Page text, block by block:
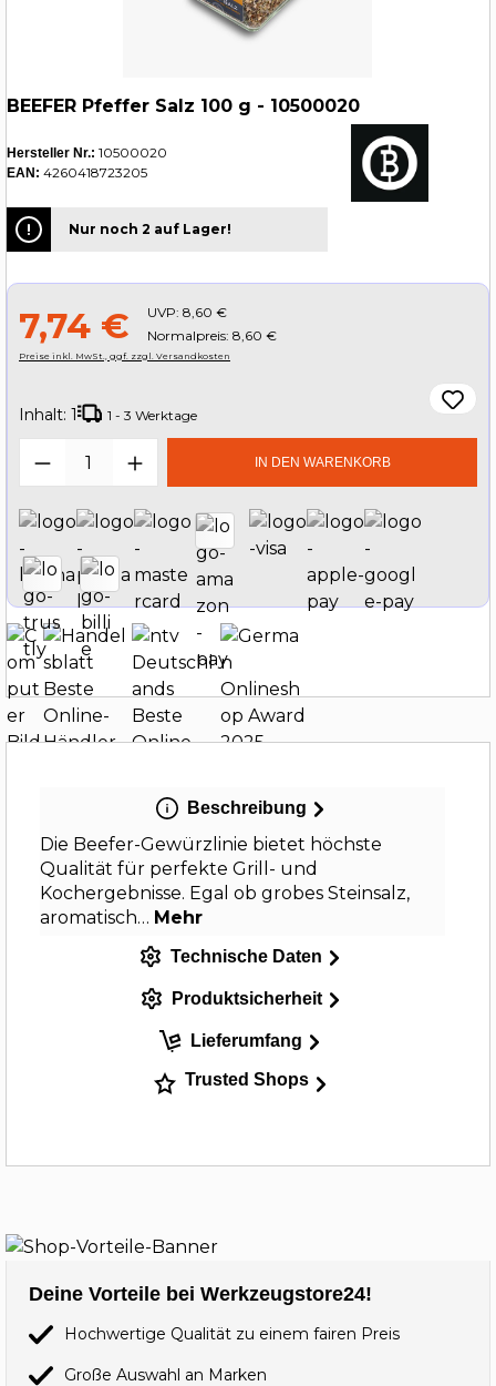
BEEFER Pfeffer Salz 100 g - 10500020
Hersteller Nr.: 10500020
EAN: 4260418723205
Nur noch 2 auf Lager!
7,74 € UVP: 8,60 €
Normalpreis: 8,60 €
Preise inkl. MwSt., ggf. zzgl. Versandkosten
Inhalt: 1 1 - 3 Werktage
Produkt Anzahl: Gib denIN DEN WARENKORB
Beschreibung
Die Beefer-Gewürzlinie bietet höchste
Qualität für perfekte Grill- und
Kochergebnisse. Egal ob grobes Steinsalz,
aromatisch… Mehr
Technische Daten
Produktsicherheit
Lieferumfang
Trusted Shops
Deine Vorteile bei Werkzeugstore24!
Hochwertige Qualität zu einem fairen Preis
Große Auswahl an Marken